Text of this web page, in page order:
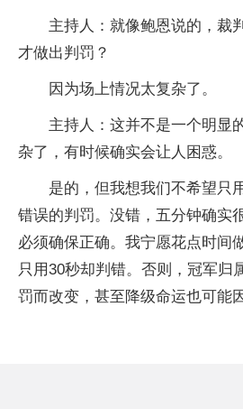
主持人：就像鲍恩说的，裁
才做出判罚？
因为场上情况太复杂了。
主持人：这并不是一个明显
杂了，有时候确实会让人困惑。
是的，但我想我们不希望只
错误的判罚。没错，五分钟确实
必须确保正确。我宁愿花点时间
只用30秒却判错。否则，冠军归
罚而改变，甚至降级命运也可能